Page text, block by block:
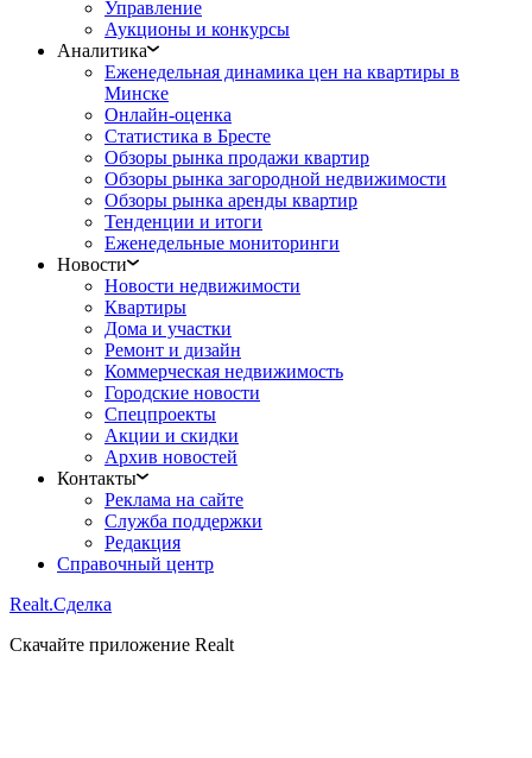
Управление
Аукционы и конкурсы
Аналитика
Еженедельная динамика цен на квартиры в
Минске
Онлайн-оценка
Статистика в Бресте
Обзоры рынка продажи квартир
Обзоры рынка загородной недвижимости
Обзоры рынка аренды квартир
Тенденции и итоги
Еженедельные мониторинги
Новости
Новости недвижимости
Квартиры
Дома и участки
Ремонт и дизайн
Коммерческая недвижимость
Городские новости
Спецпроекты
Акции и скидки
Архив новостей
Контакты
Реклама на сайте
Служба поддержки
Редакция
Справочный центр
Realt.Сделка
Скачайте приложение Realt